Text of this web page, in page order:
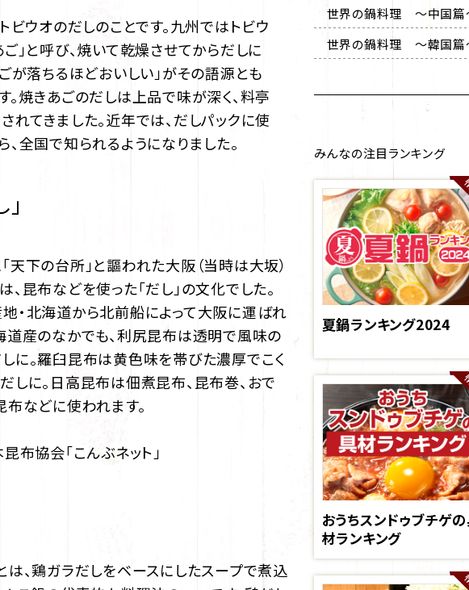
トビウオのだしのことです。九州ではトビウ
ご」と呼び、焼いて乾燥させてからだしに
ごが落ちるほどおいしい」がその語源とも
。焼きあごのだしは上品で味が深く、料亭
れてきました。近年では、だしパックに使
、全国で知られるようになりました。
天下の台所」と謳われた大阪（当時は大坂）
、昆布などを使った「だし」の文化でした。
・北海道から北前船によって大阪に運ばれ
道産のなかでも、利尻昆布は透明で風味の
に。羅臼昆布は黄色味を帯びた濃厚でこく
しに。日高昆布は佃煮昆布、昆布巻、おで
布などに使われます。
布協会「こんぶネット」
は、鶏ガラだしをベースにしたスープで煮込
世界の鍋料理 ～中国篇
世界の鍋料理 ～韓国篇
みんなの注目ランキング
夏鍋ランキング2024
おうちスンドゥブチゲ
材ランキング